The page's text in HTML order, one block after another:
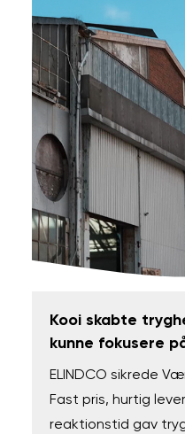
Kooi skabte
kunne fokusere
ELINDCO sikrede
Fast pris, hurtig
reaktionstid gav